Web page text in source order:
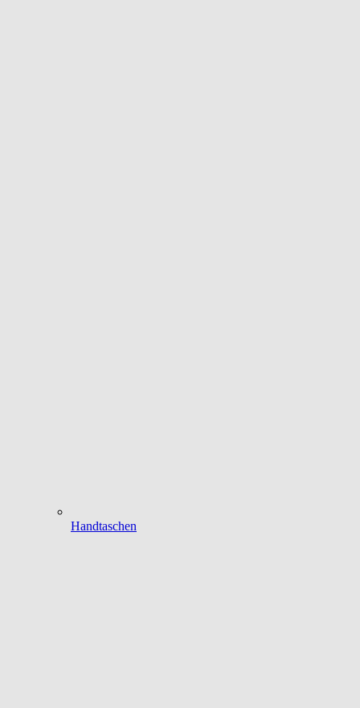
Handtaschen